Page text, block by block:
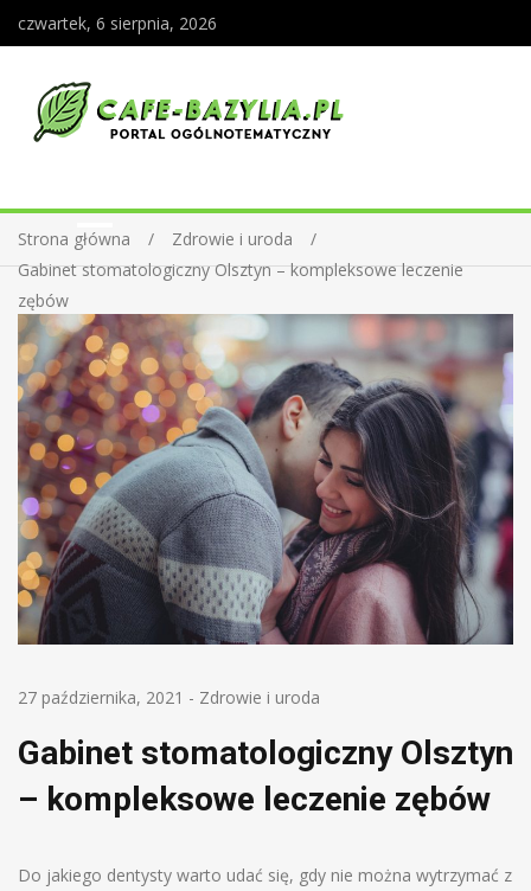
czwartek, 6 sierpnia, 2026
Strona główna
Zdrowie i uroda
Gabinet stomatologiczny Olsztyn – kompleksowe leczenie
zębów
27 października, 2021 - Zdrowie i uroda
Gabinet stomatologiczny Olsztyn
– kompleksowe leczenie zębów
Do jakiego dentysty warto udać się, gdy nie można wytrzymać z